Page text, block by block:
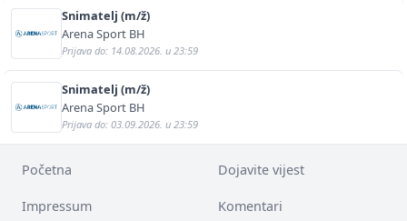
Snimatelj (m/ž)
Arena Sport BH
Prijava do: 14.08.2026. u 23:59
Snimatelj (m/ž)
Arena Sport BH
Prijava do: 03.09.2026. u 23:59
Početna Dojavite vijest
Impressum Komentari